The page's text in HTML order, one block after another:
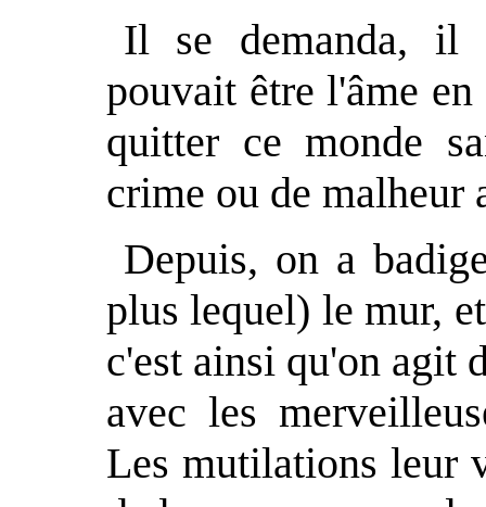
Il se demanda, il
pouvait être l'âme
quitter ce monde
crime ou de
Depuis, on a
plus lequel) le mur,
c'est ainsi qu'on agit
avec les
Les mutilations leur